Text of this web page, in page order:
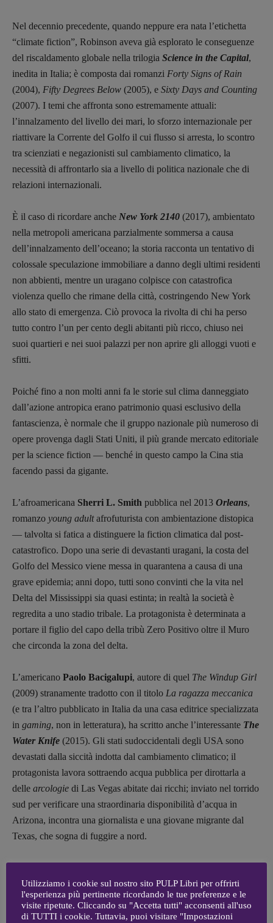
presente
Fumetti
Libro & Film
Pulp for kids
Opera prima
DOSSIER
12 dicembre
Blade Runner 40
Editoria
Maestri sommersi
Pasolini 1922-2022
Psichedelia
Scienza
Stranimondi
Tornare a Ballard
Valerio Evangelisti
Vampirismi
DIRETTRICE RESPONSABILE
Antonella Marrone
Walter Catalano, Giuseppe Costigliola,
Anna da Re,Roberto Derobertis,Elio
Grasso,Fabio Malagnini
Spallina,Roberto Sturm,Tania Tonin
CONTATTI
Elio Grasso[eliovoyager@gmail.com]
Coordinamento Primo Piano:
Elisabetta Michielin
[michielin.elisabetta@gmail.com]
Coordinamento News in breve:
Anna da Re
Fabio Malagnini
[fabio.malagnini@gmail. com]
Coordinamento Pulp for kids e social
media:
Valentina Marcoli
[valentina.marcoli@gmail. com]
ARCHIVIO E AUTORI
Nel decennio precedente, quando neppure era nata l’etichetta
“climate fiction”, Robinson aveva già esplorato le conseguenze
del riscaldamento globale nella trilogia Science in the Capital,
inedita in Italia; è composta dai romanzi Forty Signs of Rain
(2004), Fifty Degrees Below (2005), e Sixty Days and Counting
(2007). I temi che affronta sono estremamente attuali:
l’innalzamento del livello dei mari, lo sforzo internazionale per
riattivare la Corrente del Golfo il cui flusso si arresta, lo scontro
tra scienziati e negazionisti sul cambiamento climatico, la
necessità di affrontarlo sia a livello di politica nazionale che di
relazioni internazionali.
È il caso di ricordare anche New York 2140 (2017), ambientato
nella metropoli americana parzialmente sommersa a causa
dell’innalzamento dell’oceano; la storia racconta un tentativo di
colossale speculazione immobiliare a danno degli ultimi residenti
non abbienti, mentre un uragano colpisce con catastrofica
violenza quello che rimane della città, costringendo New York
allo stato di emergenza. Ciò provoca la rivolta di chi ha perso
tutto contro l’un per cento degli abitanti più ricco, chiuso nei
suoi quartieri e nei suoi palazzi per non aprire gli alloggi vuoti e
sfitti.
Poiché fino a non molti anni fa le storie sul clima danneggiato
dall’azione antropica erano patrimonio quasi esclusivo della
fantascienza, è normale che il gruppo nazionale più numeroso di
opere provenga dagli Stati Uniti, il più grande mercato editoriale
per la science fiction — benché in questo campo la Cina stia
facendo passi da gigante.
L’afroamericana Sherri L. Smith pubblica nel 2013 Orleans,
romanzo young adultafrofuturista con ambientazione distopica
— talvolta si fatica a distinguere la fiction climatica dal post-
catastrofico. Dopo una serie di devastanti uragani, la costa del
Golfo del Messico viene messa in quarantena a causa di una
grave epidemia; anni dopo, tutti sono convinti che la vita nel
Delta del Mississippi sia quasi estinta; in realtà la società è
regredita a uno stadio tribale. La protagonista è determinata a
portare il figlio del capo della tribù Zero Positivo oltre il Muro
che circonda la zona del delta.
L’americano Paolo Bacigalupi, autore di quel The Windup Girl
(2009) stranamente tradotto con il titolo La ragazza meccanica
(e tra l’altro pubblicato in Italia da una casa editrice specializzata
in gaming, non in letteratura), ha scritto anche l’interessante The
Water Knife (2015). Gli stati sudoccidentali degli USA sono
devastati dalla siccità indotta dal cambiamento climatico; il
protagonista lavora sottraendo acqua pubblica per dirottarla a
delle arcologie di Las Vegas abitate dai ricchi; inviato nel torrido
sud per verificare una straordinaria disponibilità d’acqua in
Arizona, incontra una giornalista e una giovane migrante dal
Texas, che sogna di fuggire a nord.
(2015) diClaire Vaye Watkins: la siccità ha trasformato la
California in un unico grande deserto; i fiumi, il verde, la fauna,
il fogliame lussureggiante, i frutteti sono svaporati come l’acqua
Utilizziamo i cookie sul nostro sito PULP Libri per offrirti
l'esperienza più pertinente ricordando le tue preferenze e le
visite ripetute. Cliccando su "Accetta tutti" acconsenti all'uso
di TUTTI i cookie. Tuttavia, puoi visitare "Impostazioni